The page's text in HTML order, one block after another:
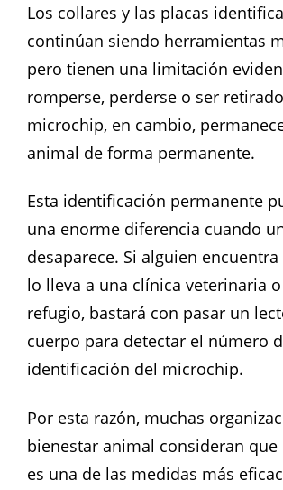
Los collares y las placas
continúan siendo herramientas
pero tienen una limitación
romperse, perderse o ser
microchip, en cambio,
animal de forma permanente.
Esta identificación permanente
una enorme diferencia cuando
desaparece. Si alguien
lo lleva a una clínica veterinaria
refugio, bastará con pasar un
cuerpo para detectar el número
identificación del microchip.
Por esta razón, muchas
bienestar animal consideran
es una de las medidas más